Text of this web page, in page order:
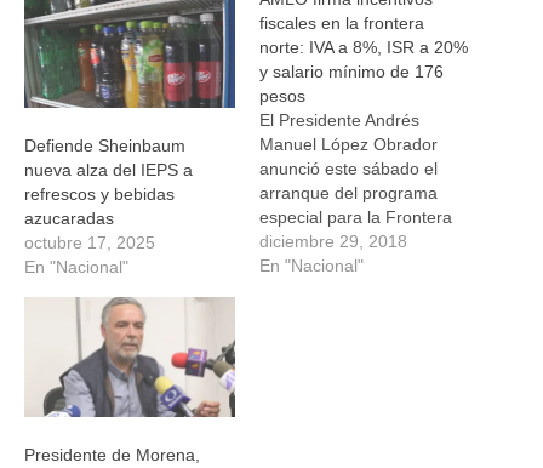
nueva) nueva) nueva) nueva)
Defiende Sheinbaum
nueva alza del IEPS a
refrescos y bebidas
azucaradas
octubre 17, 2025
En "Nacional"
fiscales en la frontera
norte: IVA a 8%, ISR a 20%
y salario mínimo de 176
pesos
El Presidente Andrés
Manuel López Obrador
anunció este sábado el
arranque del programa
especial para la Frontera
Norte, que incluye la
reducción del Impuesto al
diciembre 29, 2018
En "Nacional"
Presidente de Morena,